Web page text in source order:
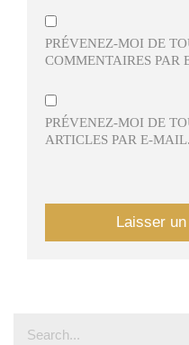
PRÉVENEZ-MOI DE
COMMENTAIRES PAR
PRÉVENEZ-MOI DE
ARTICLES PAR E-MAIL.